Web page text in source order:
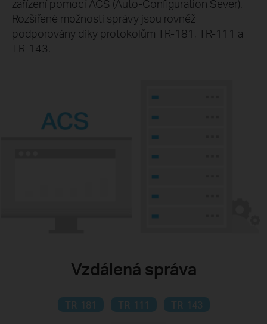
zařízení pomocí ACS (Auto-Configuration Sever).
Rozšířené možnosti správy jsou rovněž
podporovány díky protokolům TR-181, TR-111 a
TR-143.
Vzdálená správa
TR-181 TR-111 TR-143